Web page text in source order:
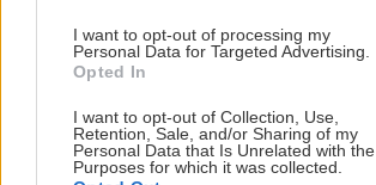
I want to opt-out of processing my
Personal Data for Targeted Advertising.
Opted In
I want to opt-out of Collection, Use,
Retention, Sale, and/or Sharing of my
Personal Data that Is Unrelated with the
Purposes for which it was collected.
na lyžiach